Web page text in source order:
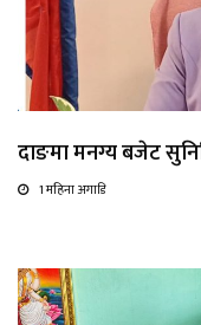
दाङमा मनग्य बजेट
1 महिना अगाडि